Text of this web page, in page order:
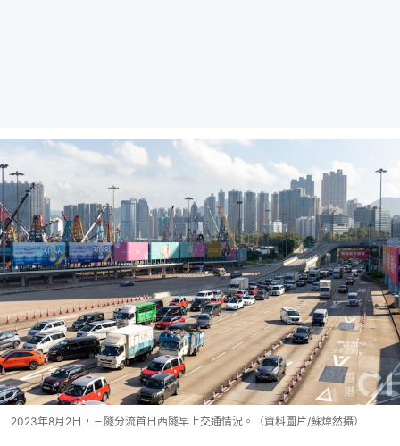
2023年8月2日，三隧分流首日西隧早上交通情況。（資料圖片/蘇煒然攝）